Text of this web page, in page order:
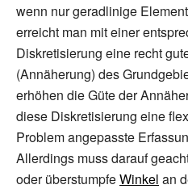
wenn nur geradlinige
erreicht man mit einer
Diskretisierung eine recht
(Annäherung) des
erhöhen die Güte der
diese Diskretisierung eine
Problem angepasste
Allerdings muss darauf
oder überstumpfeWinkel an